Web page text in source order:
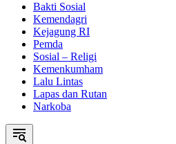
Bakti Sosial
Kemendagri
Kejagung RI
Pemda
Sosial – Religi
Kemenkumham
Lalu Lintas
Lapas dan Rutan
Narkoba